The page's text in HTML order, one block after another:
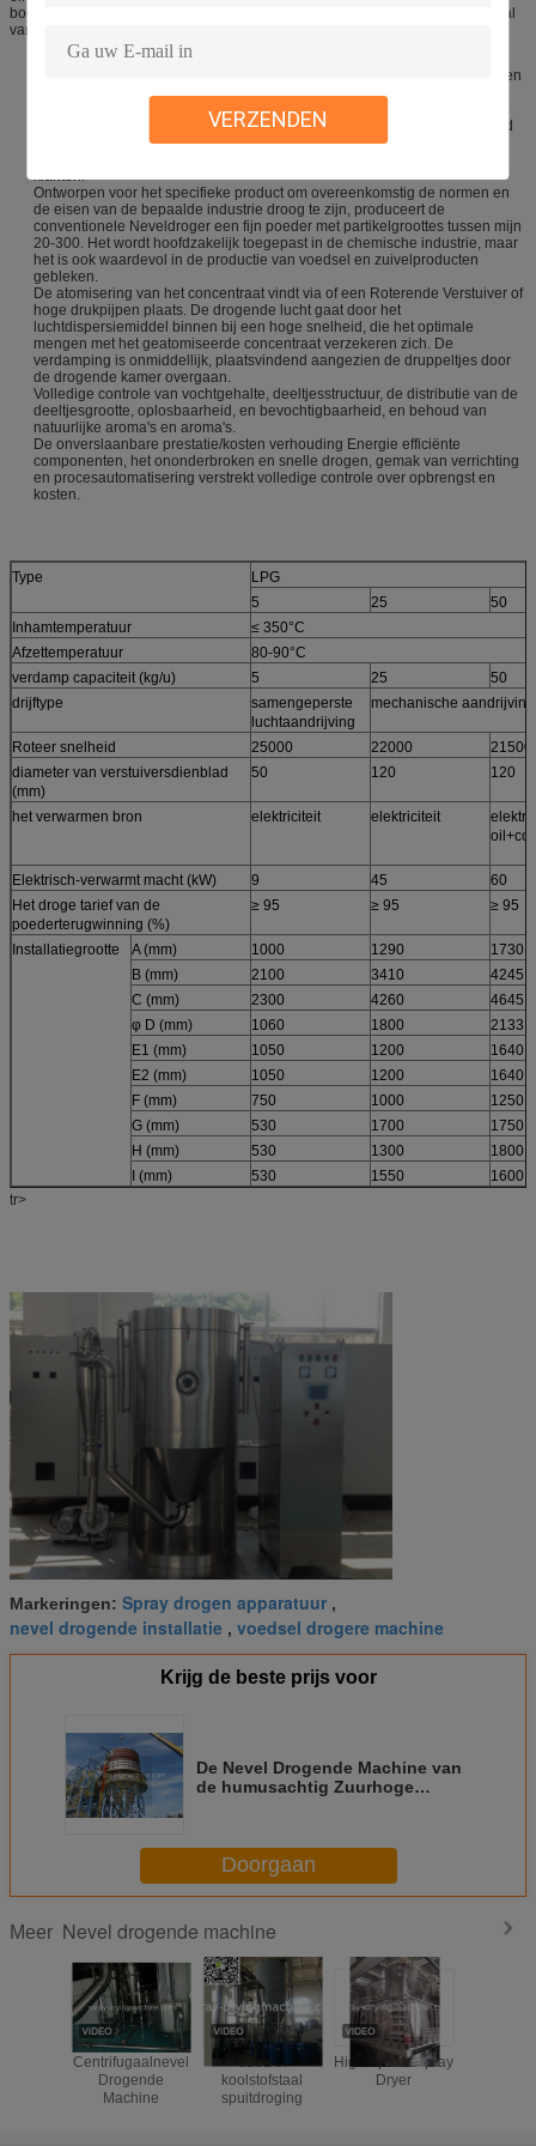
VERZENDEN
bodem van de droogtoren en van de cyclonen worden gelost. Het afvalgas zal
van ventilator worden gelost.
De conventionele de Neveldroger van YIBU wordt vloeibaar poeder op een
hoogst efficiënte manier. Het wordt gebruikt binnen gebieden zo divers
zoals de zuivelfabriek, het voedsel en de chemische industrieën waar het
roem voor zijn prestaties heeft gewonnen. Met meer dan 2.500 wereldwijd
geïnstalleerde neveldrogers, YIBU-combineert de Droger ervaring en
klanten.
Ontworpen voor het specifieke product om overeenkomstig de normen en
de eisen van de bepaalde industrie droog te zijn, produceert de
conventionele Neveldroger een fijn poeder met partikelgroottes tussen mijn
20-300. Het wordt hoofdzakelijk toegepast in de chemische industrie, maar
het is ook waardevol in de productie van voedsel en zuivelproducten
gebleken.
De atomisering van het concentraat vindt via of een Roterende Verstuiver of
hoge drukpijpen plaats. De drogende lucht gaat door het
luchtdispersiemiddel binnen bij een hoge snelheid, die het optimale
mengen met het geatomiseerde concentraat verzekeren zich. De
verdamping is onmiddellijk, plaatsvindend aangezien de druppeltjes door
de drogende kamer overgaan.
Volledige controle van vochtgehalte, deeltjesstructuur, de distributie van de
deeltjesgrootte, oplosbaarheid, en bevochtigbaarheid, en behoud van
natuurlijke aroma's en aroma's.
De onverslaanbare prestatie/kosten verhouding Energie efficiënte
componenten, het ononderbroken en snelle drogen, gemak van verrichting
en procesautomatisering verstrekt volledige controle over opbrengst en
kosten.
Type
LPG
5
25
50
Inhamtemperatuur
≤ 350°C
Afzettemperatuur
80-90°C
verdamp capaciteit (kg/u)
5 25
50
drijftype
samengeperste
luchtaandrijving
mechanische aandrijving
Roteer snelheid 25000 22000
21500
diameter van verstuiversdienblad
(mm)
50 120 120
het verwarmen bron elektriciteit elektriciteit
Elektrisch-verwarmt macht (kW) 9 45
60
Het droge tarief van de
poederterugwinning (%)
≥ 95 ≥ 95 ≥ 95
Installatiegrootte A (mm) 1000 1290
1730
B (mm)
2100 3410
4245
C (mm)
2300 4260
4645
φ D (mm)
1060 1800
2133
E1 (mm)
1050 1200
1640
E2 (mm)
1050 1200
1640
F (mm)
750 1000
1250
G (mm)
530 1700
1750
H (mm)
530 1300
1800
I (mm)
530 1550
1600
tr>
Markeringen: Spray drogen apparatuur ,
nevel drogende installatie , voedsel drogere machine
Krijg de beste prijs voor
De Nevel Drogende Machine van
de humusachtig Zuurhoge
Laboratoriumschaal
Doorgaan
Meer Nevel drogende machine
Centrifugaalnevel
Drogende
Machine
316L of
koolstofstaal
spuitdroging
High Speed Spray
Dryer